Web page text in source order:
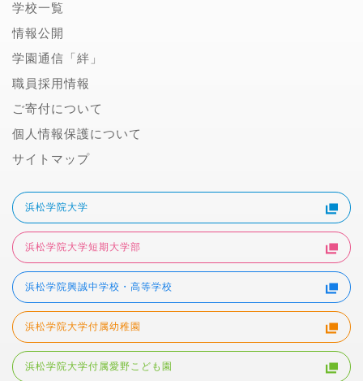
学校一覧
情報公開
学園通信「絆」
職員採用情報
ご寄付について
個人情報保護について
サイトマップ
浜松学院大学
浜松学院大学短期大学部
浜松学院興誠中学校・高等学校
浜松学院大学付属幼稚園
浜松学院大学付属愛野こども園